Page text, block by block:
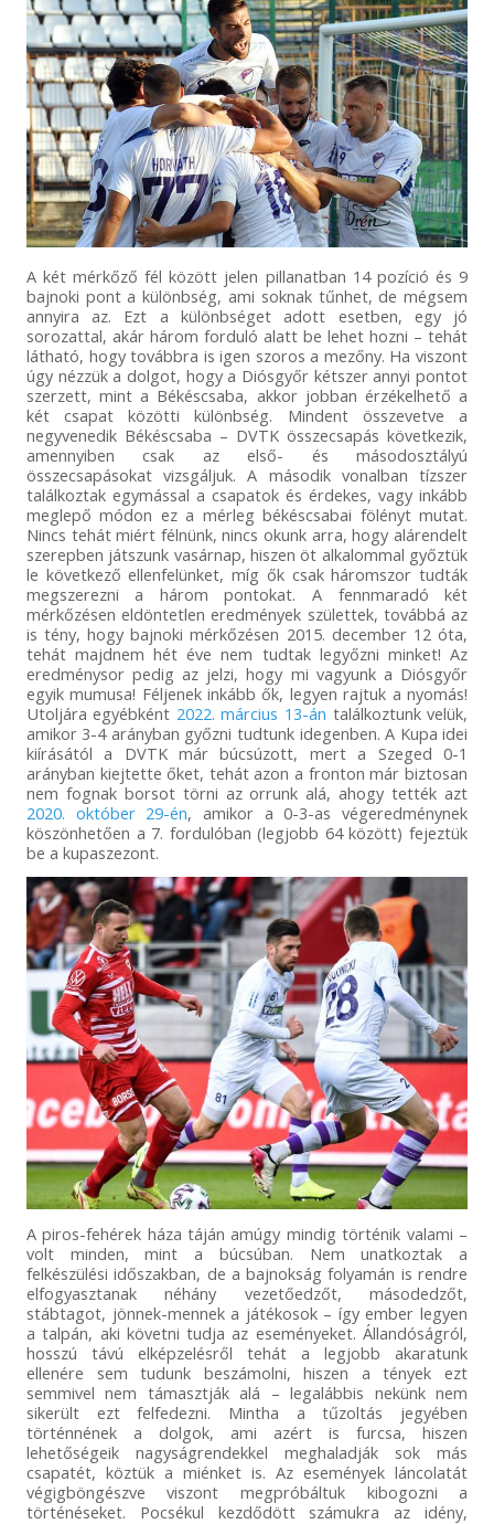
A két mérkőző fél között jelen pillanatban 14 pozíció és 9
bajnoki pont a különbség, ami soknak tűnhet, de mégsem
annyira az. Ezt a különbséget adott esetben, egy jó
sorozattal, akár három forduló alatt be lehet hozni – tehát
látható, hogy továbbra is igen szoros a mezőny. Ha viszont
úgy nézzük a dolgot, hogy a Diósgyőr kétszer annyi pontot
szerzett, mint a Békéscsaba, akkor jobban érzékelhető a
két csapat közötti különbség. Mindent összevetve a
negyvenedik Békéscsaba – DVTK összecsapás következik,
amennyiben csak az első- és másodosztályú
összecsapásokat vizsgáljuk. A második vonalban tízszer
találkoztak egymással a csapatok és érdekes, vagy inkább
meglepő módon ez a mérleg békéscsabai fölényt mutat.
Nincs tehát miért félnünk, nincs okunk arra, hogy alárendelt
szerepben játszunk vasárnap, hiszen öt alkalommal győztük
le következő ellenfelünket, míg ők csak háromszor tudták
megszerezni a három pontokat. A fennmaradó két
mérkőzésen eldöntetlen eredmények születtek, továbbá az
is tény, hogy bajnoki mérkőzésen 2015. december 12 óta,
tehát majdnem hét éve nem tudtak legyőzni minket! Az
eredménysor pedig az jelzi, hogy mi vagyunk a Diósgyőr
egyik mumusa! Féljenek inkább ők, legyen rajtuk a nyomás!
Utoljára egyébként 2022. március 13-án találkoztunk velük,
amikor 3-4 arányban győzni tudtunk idegenben. A Kupa idei
kiírásától a DVTK már búcsúzott, mert a Szeged 0-1
arányban kiejtette őket, tehát azon a fronton már biztosan
nem fognak borsot törni az orrunk alá, ahogy tették azt
2020. október 29-én, amikor a 0-3-as végeredménynek
köszönhetően a 7. fordulóban (legjobb 64 között) fejeztük
be a kupaszezont.
A piros-fehérek háza táján amúgy mindig történik valami –
volt minden, mint a búcsúban. Nem unatkoztak a
felkészülési időszakban, de a bajnokság folyamán is rendre
elfogyasztanak néhány vezetőedzőt, másodedzőt,
stábtagot, jönnek-mennek a játékosok – így ember legyen
a talpán, aki követni tudja az eseményeket. Állandóságról,
hosszú távú elképzelésről tehát a legjobb akaratunk
ellenére sem tudunk beszámolni, hiszen a tények ezt
semmivel nem támasztják alá – legalábbis nekünk nem
sikerült ezt felfedezni. Mintha a tűzoltás jegyében
történnének a dolgok, ami azért is furcsa, hiszen
lehetőségeik nagyságrendekkel meghaladják sok más
csapatét, köztük a miénket is. Az események láncolatát
végigböngészve viszont megpróbáltuk kibogozni a
történéseket. Pocsékul kezdődött számukra az idény,